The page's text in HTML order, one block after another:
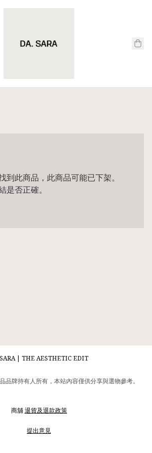
到此商品，此商品可能已下架。
是否正確。
| THE AESTHETIC EDIT
品牌持有人所有，本站內容僅供分享與選物參考。
商舖退貨及退款政策
提出意見